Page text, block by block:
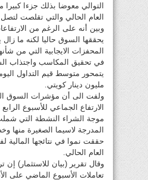
التوالي معوضا بذلك جزءا
العام الحالي والتي تقلصت لتصل الى 6ر2 في
وبين أنه على الرغم من
يحققها السوق حاليا لكنه ما زال
المحفزات الايجابية التي من
في تحقيق المكاسب واجتذاب
مليون دينار كويتي.
ولفت الى أن مؤشرات السوق
الارتفاع الجماعي للأسبوع
موجة الشراء النشطة التي
المدرجة لاسيما الصغيرة منها
حققت نموا في نتائجها المالية
العام الحالي.
وقال تقرير (بيان للاستثمار) إن
تعاملات الأسبوع الماضي على